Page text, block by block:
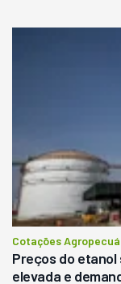
Cotações
Preços do etanol
elevada e